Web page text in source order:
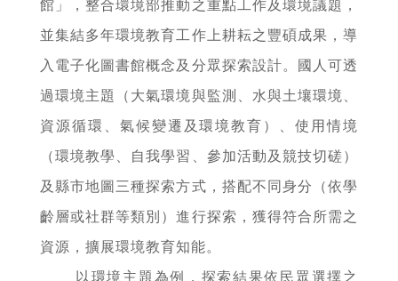
館」，整合環境部推動之重點工作及環境議題，
並集結多年環境教育工作上耕耘之豐碩成果，導
入電子化圖書館概念及分眾探索設計。國人可透
過環境主題（大氣環境與監測、水與土壤環境、
資源循環、氣候變遷及環境教育）、使用情境
（環境教學、自我學習、參加活動及競技切磋）
及縣市地圖三種探索方式，搭配不同身分（依學
齡層或社群等類別）進行探索，獲得符合所需之
資源，擴展環境教育知能。
以環境主題為例，探索結果依民眾選擇之